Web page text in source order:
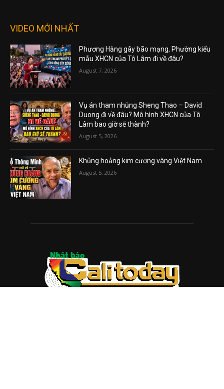
VIDEO MỚI NHẤT
Phương Hằng gây bão mạng, Phường kiểu
mẫu XHCN của Tô Lâm đi về đâu?
August 7, 2026
Vụ án tham nhũng Sheng Thao – David
Duong đi về đâu? Mô hình XHCN của Tô
Lâm bao giờ sẽ thành?
August 5, 2026
Khủng hoảng kim cương vàng Việt Nam
August 5, 2026